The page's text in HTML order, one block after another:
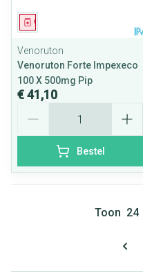
Geneesmiddel
Venoruton
Venoruton Forte Impexeco
100 X 500mg Pip
€ 41,10
Bestel
Toon